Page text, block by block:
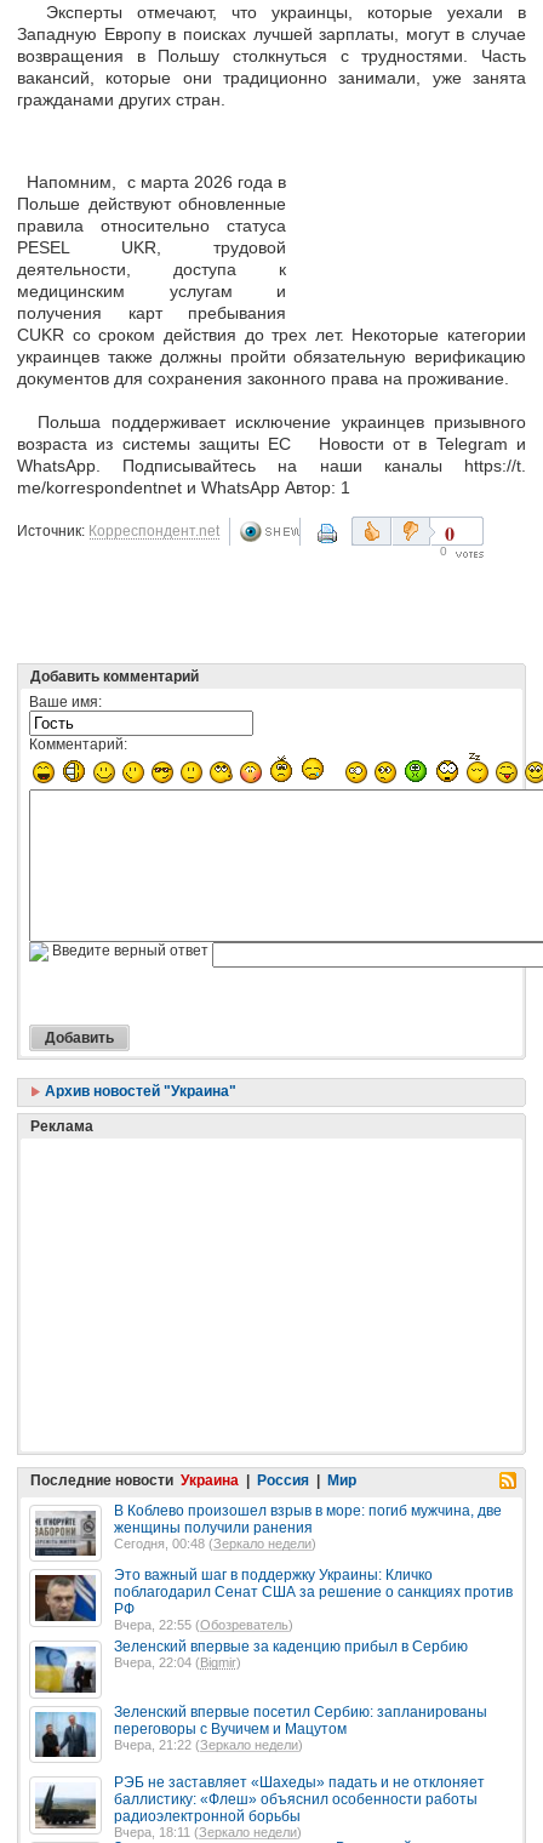
Эксперты отмечают, что украинцы, которые уехали в
Западную Европу в поисках лучшей зарплаты, могут в случае
возвращения в Польшу столкнуться с трудностями. Часть
вакансий, которые они традиционно занимали, уже занята
гражданами других стран.
Напомним, с марта 2026 года в
Польше действуют обновленные
правила относительно статуса
PESEL UKR, трудовой
деятельности, доступа к
медицинским услугам и
получения карт пребывания
CUKR со сроком действия до трех лет. Некоторые категории
украинцев также должны пройти обязательную верификацию
документов для сохранения законного права на проживание.
Польша поддерживает исключение украинцев призывного
возраста из системы защиты ЕС Новости от в Telegram и
WhatsApp. Подписывайтесь на наши каналы https://t.
me/korrespondentnet и WhatsApp Автор: 1
Источник: Корреспондент.net 0
0
Добавить комментарий
Ваше имя:
Комментарий:
Введите верный ответ
Архив новостей "Украина"
Реклама
Последние новости Украина | Россия | Мир
В Коблево произошел взрыв в море: погиб мужчина, две
женщины получили ранения
Сегодня, 00:48 (Зеркало недели)
Это важный шаг в поддержку Украины: Кличко
поблагодарил Сенат США за решение о санкциях против
РФ
Вчера, 22:55 (Обозреватель)
Зеленский впервые за каденцию прибыл в Сербию
Вчера, 22:04 (Bigmir)
Зеленский впервые посетил Сербию: запланированы
переговоры с Вучичем и Мацутом
Вчера, 21:22 (Зеркало недели)
РЭБ не заставляет «Шахеды» падать и не отклоняет
баллистику: «Флеш» объяснил особенности работы
радиоэлектронной борьбы
Вчера, 18:11 (Зеркало недели)